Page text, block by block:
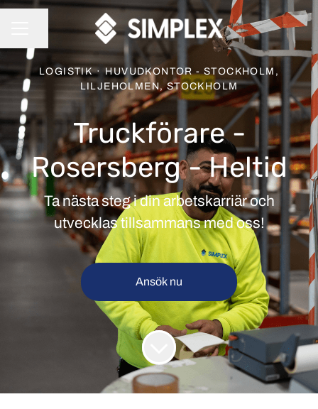
KARRIÄRMENY
Dela sidan
LOGISTIK · HUVUDKONTOR - STOCKHOLM,
LILJEHOLMEN, STOCKHOLM
Truckförare -
Rosersberg - Heltid
Ta nästa steg i din arbetskarriär och
utvecklas tillsammans med oss!
Ansök nu